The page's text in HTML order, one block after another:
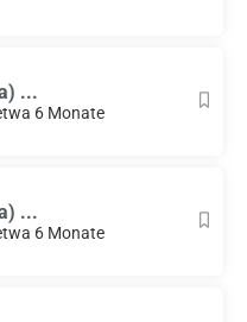
...
6 Monate
...
6 Monate